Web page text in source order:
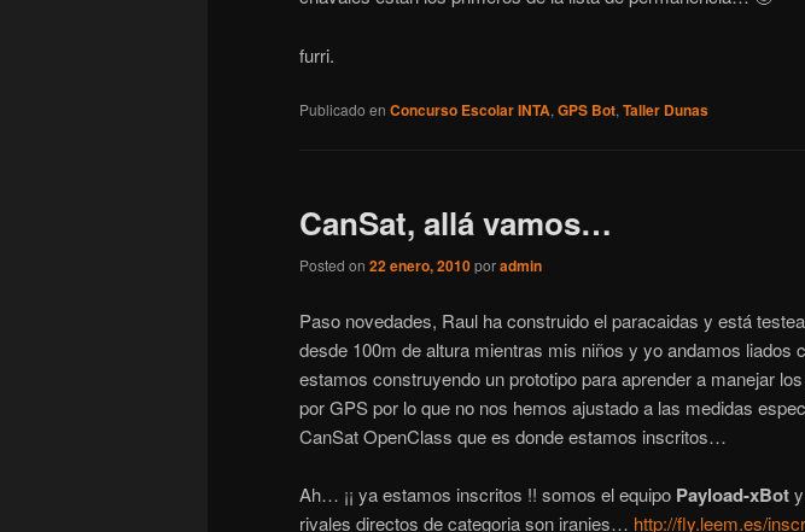
furri.
Publicado en Concurso Escolar INTA, GPS Bot, Taller Dunas
CanSat, allá vamos…
Posted on 22 enero, 2010poradmin
Paso novedades, Raul ha construido el paracaidas y está
desde 100m de altura mientras mis niños y yo andamos liados
estamos construyendo un prototipo para aprender a manejar
por GPS por lo que no nos hemos ajustado a las medidas
CanSat OpenClass que es donde estamos inscritos…
Ah… ¡¡ ya estamos inscritos !! somos el equipo Payload-xBot
rivales directos de categoria son iranies… http://fly.leem.es/